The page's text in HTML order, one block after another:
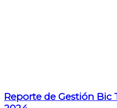
Reporte de Gestión Bic